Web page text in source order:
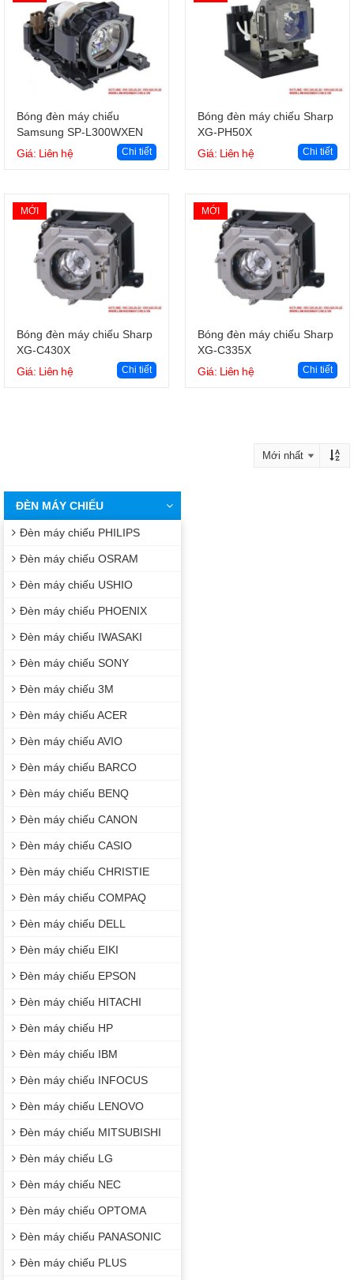
Giỏ hàng
Bóng đèn máy chiếu
Samsung SP-L300WXEN
chính hãng
Giá: Liên hệ Chi tiết
Giỏ hàng
Bóng đèn máy chiếu Sharp
XG-PH50X
Giá: Liên hệ
Chi tiết
MỚI
Giỏ hàng
Bóng đèn máy chiếu Sharp
XG-C430X
Giá: Liên hệ
Chi tiết
MỚI
Giỏ hàng
Bóng đèn máy chiếu Sharp
XG-C335X
Giá: Liên hệ
Chi tiết
ĐÈN MÁY CHIẾU
Đèn máy chiếu PHILIPS
Đèn máy chiếu OSRAM
Đèn máy chiếu USHIO
Đèn máy chiếu PHOENIX
Đèn máy chiếu IWASAKI
Đèn máy chiếu SONY
Đèn máy chiếu 3M
Đèn máy chiếu ACER
Đèn máy chiếu AVIO
Đèn máy chiếu BARCO
Đèn máy chiếu BENQ
Đèn máy chiếu CANON
Đèn máy chiếu CASIO
Đèn máy chiếu CHRISTIE
Đèn máy chiếu COMPAQ
Đèn máy chiếu DELL
Đèn máy chiếu EIKI
Đèn máy chiếu EPSON
Đèn máy chiếu HITACHI
Đèn máy chiếu HP
Đèn máy chiếu IBM
Đèn máy chiếu INFOCUS
Đèn máy chiếu LENOVO
Đèn máy chiếu MITSUBISHI
Đèn máy chiếu LG
Đèn máy chiếu NEC
Đèn máy chiếu OPTOMA
Đèn máy chiếu PANASONIC
Đèn máy chiếu PLUS